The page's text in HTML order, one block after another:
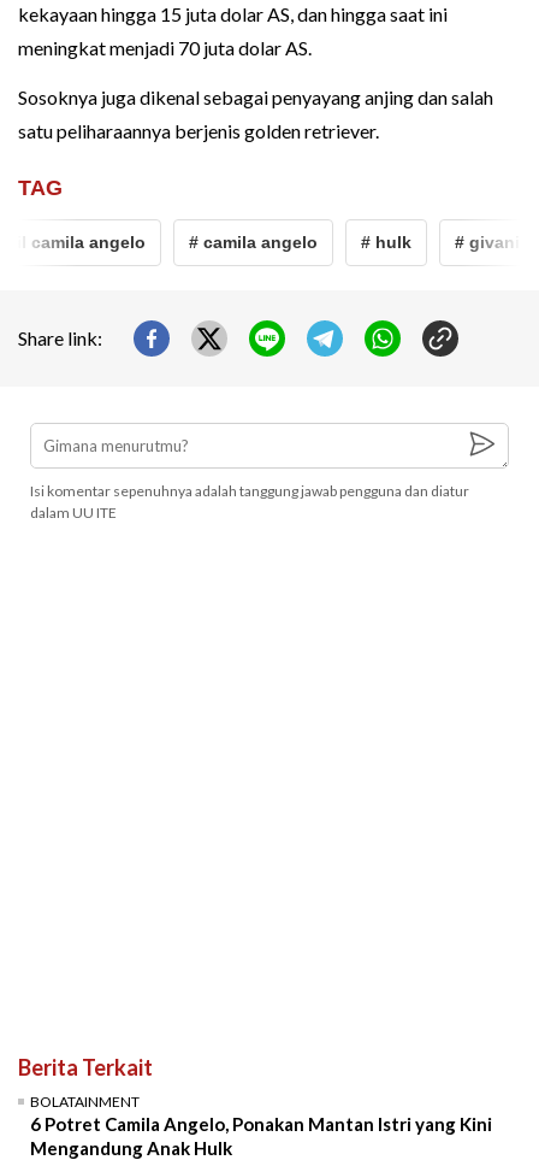
kekayaan hingga 15 juta dolar AS, dan hingga saat ini
meningkat menjadi 70 juta dolar AS.
Sosoknya juga dikenal sebagai penyayang anjing dan salah
satu peliharaannya berjenis golden retriever.
TAG
camila angelo # camila angelo # hulk # givanildo
Share link:
Isi komentar sepenuhnya adalah tanggung jawab pengguna dan diatur
dalam UU ITE
Berita Terkait
BOLATAINMENT
6 Potret Camila Angelo, Ponakan Mantan Istri yang Kini
Mengandung Anak Hulk